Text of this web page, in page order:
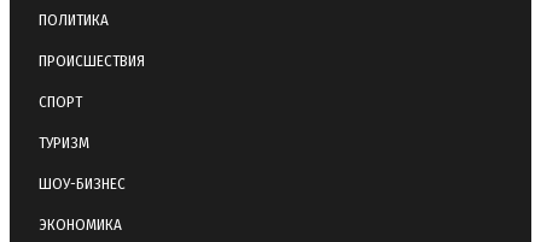
ПОЛИТИКА
ПРОИСШЕСТВИЯ
СПОРТ
ТУРИЗМ
ШОУ-БИЗНЕС
ЭКОНОМИКА